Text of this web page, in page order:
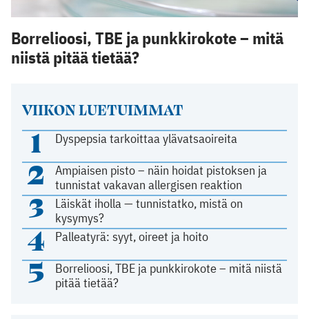
VIIKON LUETUIMMAT
1 Dyspepsia tarkoittaa ylävatsaoireita
2
Ampiaisen pisto – näin hoidat pistoksen ja
tunnistat vakavan allergisen reaktion
3
Läiskät iholla — tunnistatko, mistä on
kysymys?
4 Palleatyrä: syyt, oireet ja hoito
5
Borrelioosi, TBE ja punkkirokote – mitä niistä
pitää tietää?
Borrelioosi, TBE ja punkkirokote – mitä
niistä pitää tietää?